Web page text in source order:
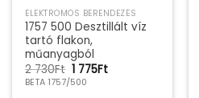
ELEKTROMOS BERENDEZÉS
1757 500 Desztillált víz
tartó flakon,
műanyagból
2 730Ft Original
price
was:
1 775FtCurrent
BETA 1757/500